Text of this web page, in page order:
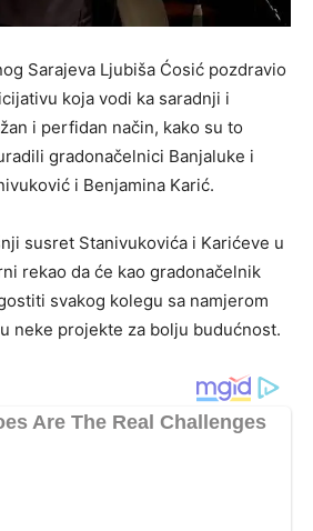
Sarajeva Ljubiša Ćosić pozdravio
koja vodi ka saradnji i
i perfidan način, kako su to
gradonačelnici Banjaluke i
i Benjamina Karić.
susret Stanivukovića i Karićeve u
rekao da će kao gradonačelnik
svakog kolegu sa namjerom
neke projekte za bolju budućnost.